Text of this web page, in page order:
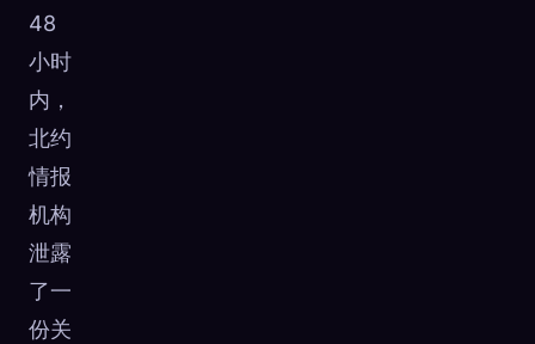
48
小时
内，
北约
情报
机构
泄露
了一
份关